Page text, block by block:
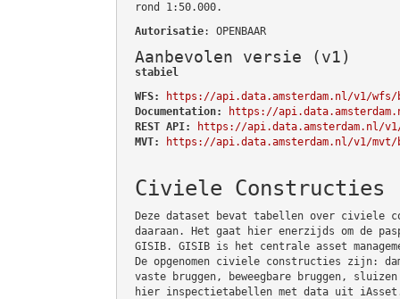
rond 1:50.000.
Autorisatie: OPENBAAR
Aanbevolen versie (v1)
stabiel
WFS:
https://api.data.amsterdam.nl/v1/wfs/
Documentation:
https://
REST API:
https://api.data.amsterdam.nl/
MVT:
https://api.data.amsterdam.nl/v1/mvt/
Civiele Constructies
Deze dataset bevat tabellen over civiele
daaraan. Het gaat hier enerzijds om de
GISIB. GISIB is het centrale asset
De opgenomen civiele constructies zijn:
vaste bruggen, beweegbare bruggen,
hier inspectietabellen met data uit